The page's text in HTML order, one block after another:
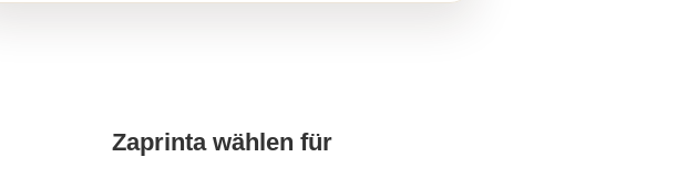
Zaprinta wählen für